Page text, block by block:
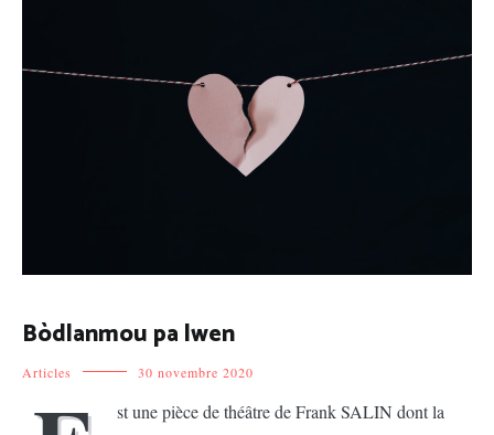
Bòdlanmou pa lwen
Articles 30 novembre 2020
st une pièce de théâtre de Frank SALIN dont la